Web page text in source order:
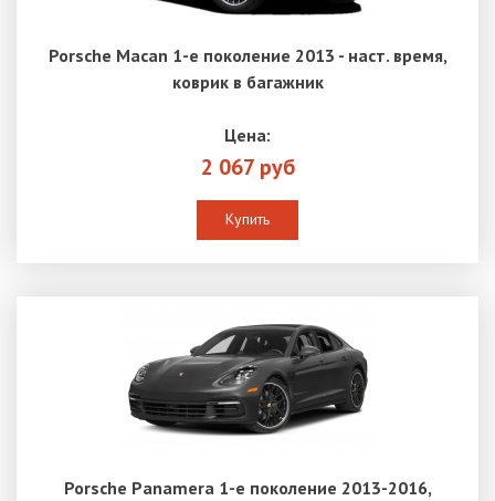
Porsche Macan 1-е поколение 2013 - наст. время,
коврик в багажник
Цена:
2 067 руб
Купить
Porsche Panamera 1-е поколение 2013-2016,